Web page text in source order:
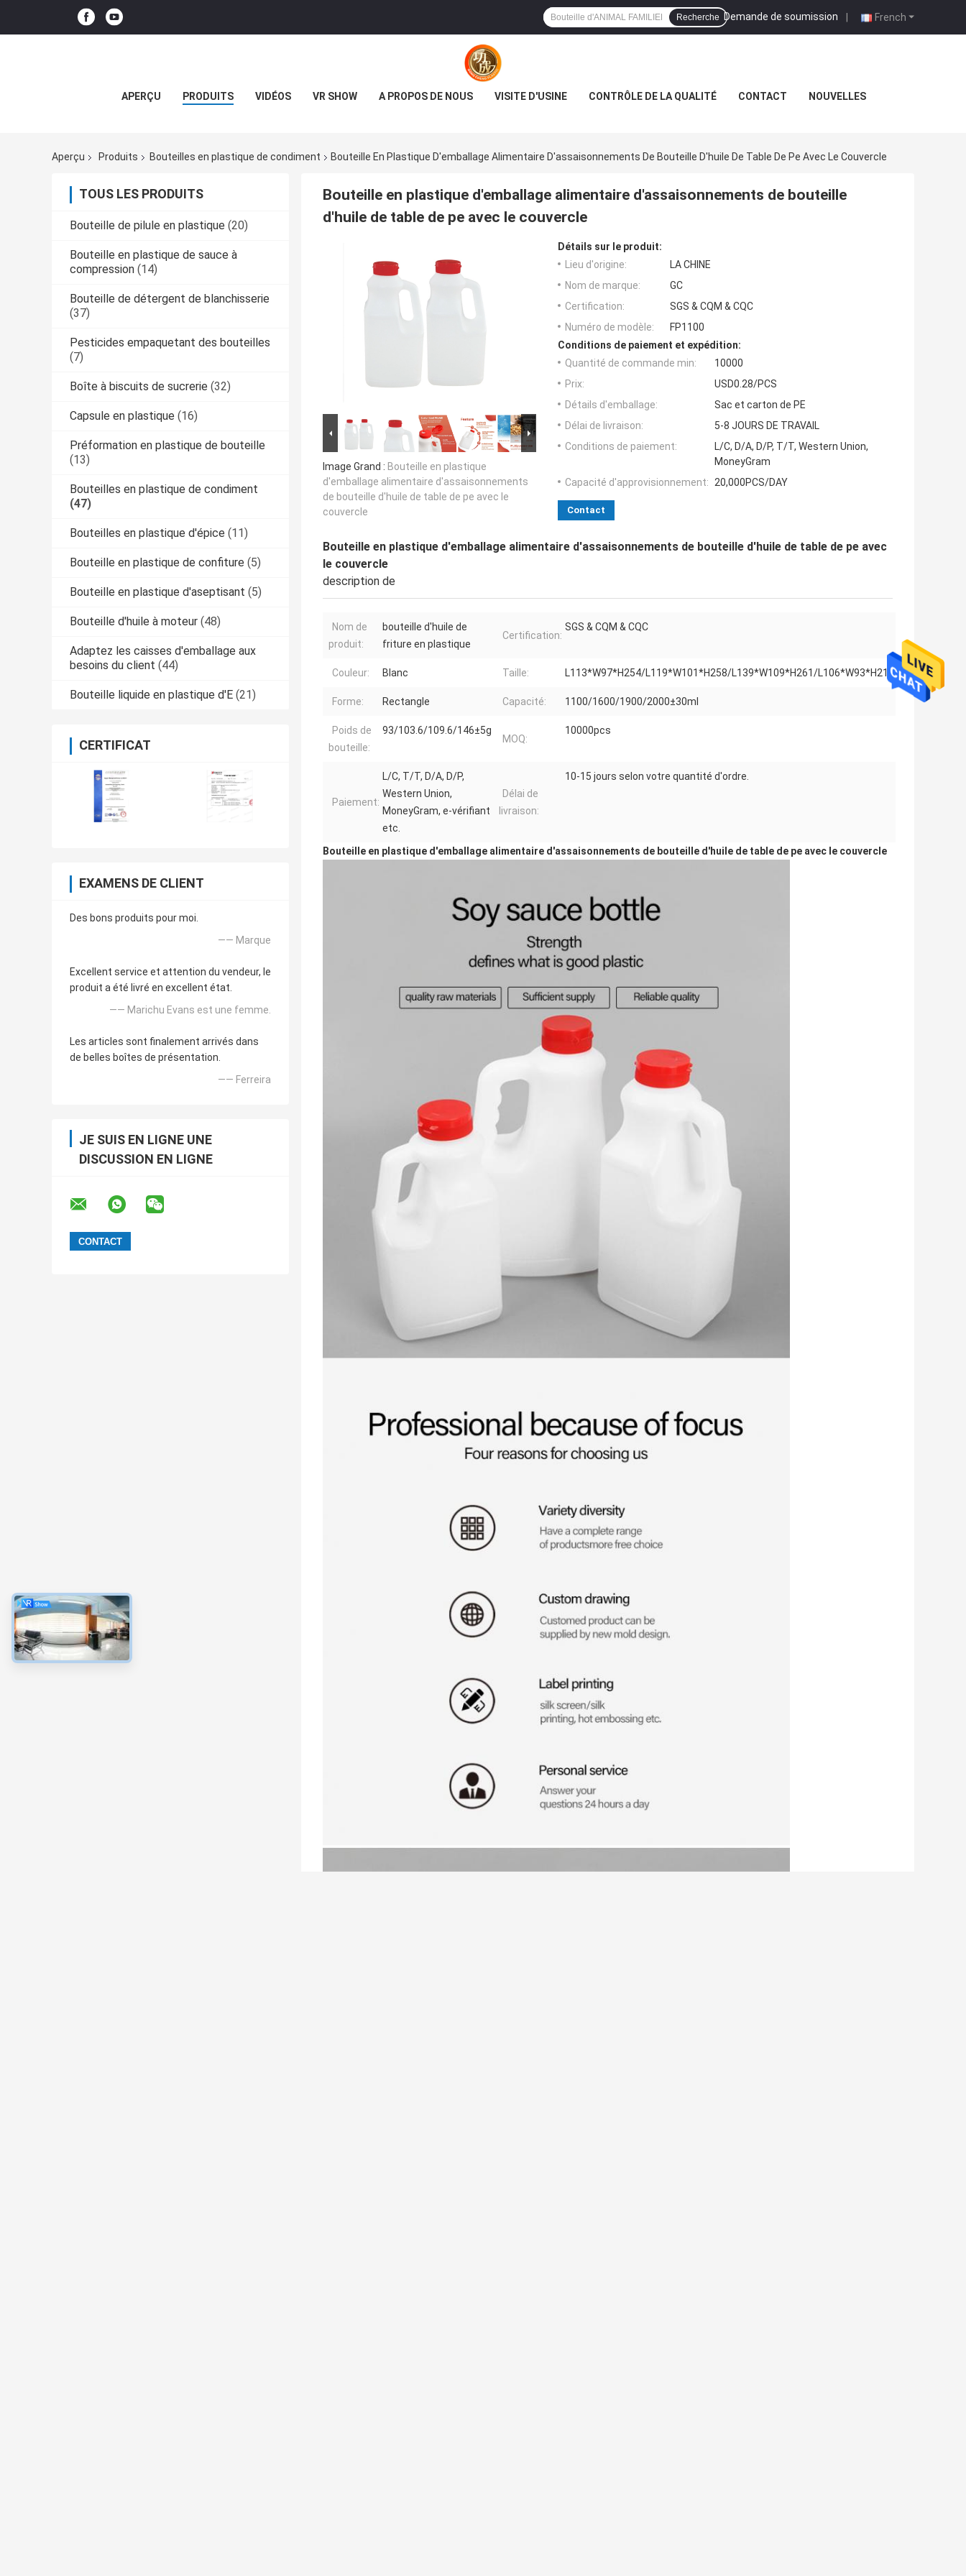
French
Demande de soumission |
Recherche
APERÇU PRODUITS VIDÉOS VR SHOW A PROPOS DE NOUS VISITE D'USINE CONTRÔLE DE LA QUALITÉ CONTACT NOUVELLES
Aperçu Produits Bouteilles en plastique de condiment Bouteille En Plastique D'emballage Alimentaire D'assaisonnements De Bouteille D'huile De Table De Pe Avec Le Couvercle
TOUS LES PRODUITS
Bouteille de pilule en plastique (20)
Bouteille en plastique de sauce à
compression (14)
Bouteille de détergent de blanchisserie
(37)
Pesticides empaquetant des bouteilles
(7)
Boîte à biscuits de sucrerie (32)
Capsule en plastique (16)
Préformation en plastique de bouteille
(13)
Bouteilles en plastique de condiment
(47)
Bouteilles en plastique d'épice (11)
Bouteille en plastique de confiture (5)
Bouteille en plastique d'aseptisant (5)
Bouteille d'huile à moteur (48)
Adaptez les caisses d'emballage aux
besoins du client (44)
Bouteille liquide en plastique d'E (21)
CERTIFICAT
EXAMENS DE CLIENT
Des bons produits pour moi.
—— Marque
Excellent service et attention du vendeur, le
produit a été livré en excellent état.
—— Marichu Evans est une femme.
Les articles sont finalement arrivés dans
de belles boîtes de présentation.
—— Ferreira
JE SUIS EN LIGNE UNE
DISCUSSION EN LIGNE
Bouteille en plastique d'emballage alimentaire d'assaisonnements de bouteille
d'huile de table de pe avec le couvercle
Image Grand : Bouteille en plastique
d'emballage alimentaire d'assaisonnements
de bouteille d'huile de table de pe avec le
couvercle
Détails sur le produit:
Lieu d'origine:
LA CHINE
Nom de marque:
GC
Certification:
SGS & CQM & CQC
Numéro de modèle:
FP1100
Conditions de paiement et expédition:
Quantité de commande min:
10000
Prix:
USD0.28/PCS
Détails d'emballage:
Sac et carton de PE
Délai de livraison:
5-8 JOURS DE TRAVAIL
Conditions de paiement:
L/C, D/A, D/P, T/T, Western Union,
MoneyGram
Capacité d'approvisionnement: 20,000PCS/DAY
Contact
Bouteille en plastique d'emballage alimentaire d'assaisonnements de bouteille d'huile de table de pe avec
le couvercle
description de
Nom de
produit:
bouteille d'huile de
friture en plastique
Certification:
SGS & CQM & CQC
Couleur: Blanc Taille: L113*W97*H254/L119*W101*H258/L139*W109*H261/L106*W93*H213
Forme: Rectangle Capacité: 1100/1600/1900/2000±30ml
Poids de
bouteille:
93/103.6/109.6/146±5g
MOQ:
10000pcs
Paiement:
L/C, T/T, D/A, D/P,
Western Union,
MoneyGram, e-vérifiant
etc.
Délai de
livraison:
10-15 jours selon votre quantité d'ordre.
Bouteille en plastique d'emballage alimentaire d'assaisonnements de bouteille d'huile de table de pe avec le couvercle